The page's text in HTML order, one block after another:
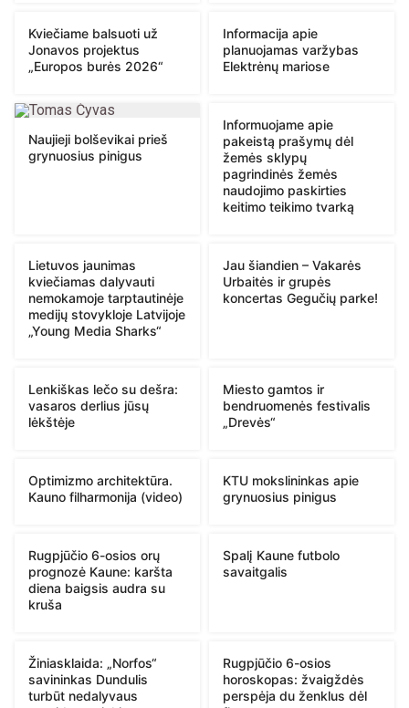
Kviečiame balsuoti už
Jonavos projektus
„Europos burės 2026“
Informacija apie
planuojamas varžybas
Elektrėnų mariose
Naujieji bolševikai prieš
grynuosius pinigus
Informuojame apie
pakeistą prašymų dėl
žemės sklypų
pagrindinės žemės
naudojimo paskirties
keitimo teikimo tvarką
Lietuvos jaunimas
kviečiamas dalyvauti
nemokamoje tarptautinėje
medijų stovykloje Latvijoje
„Young Media Sharks“
Jau šiandien – Vakarės
Urbaitės ir grupės
koncertas Gegučių parke!
Lenkiškas lečo su dešra:
vasaros derlius jūsų
lėkštėje
Miesto gamtos ir
bendruomenės festivalis
„Drevės“
Optimizmo architektūra.
Kauno filharmonija (video)
KTU mokslininkas apie
grynuosius pinigus
Rugpjūčio 6-osios orų
prognozė Kaune: karšta
diena baigsis audra su
kruša
Spalį Kaune futbolo
savaitgalis
Žiniasklaida: „Norfos“
savininkas Dundulis
turbūt nedalyvaus
Rugpjūčio 6-osios
horoskopas: žvaigždės
perspėja du ženklus dėl